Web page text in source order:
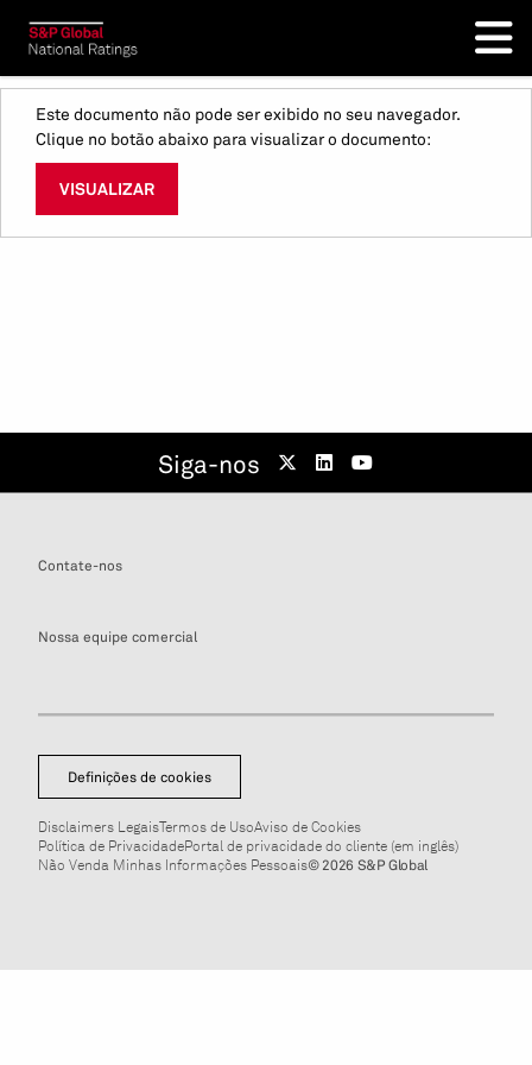
Este documento não pode ser exibido no seu navegador.
Clique no botão abaixo para visualizar o documento:
VISUALIZAR
Siga-nos
Contate-nos
Nossa equipe comercial
Definições de cookies
Disclaimers LegaisTermos de UsoAviso de Cookies
Política de PrivacidadePortal de privacidade do cliente (em inglês)
Não Venda Minhas Informações Pessoais© 2026 S&P Global